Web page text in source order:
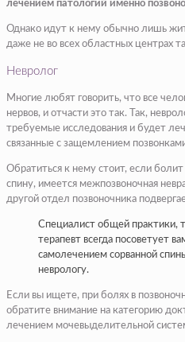
лечением патологий именно
Однако идут к нему обычно лишь
даже не во всех областных центрах
Невролог
Многие любят говорить, что все
нервов, и отчасти это так. Так,
требуемые исследования и будет
связанные с защемлением
Обратиться к нему стоит, если болит
спину, имеется межпозвоночная
другой отдел позвоночника
Специалист общей практики,
терапевт всегда посоветует
самолечением сорванной
неврологу.
Если вы ищете, при болях в
обратите внимание на категорию
лечением мочевыделительной